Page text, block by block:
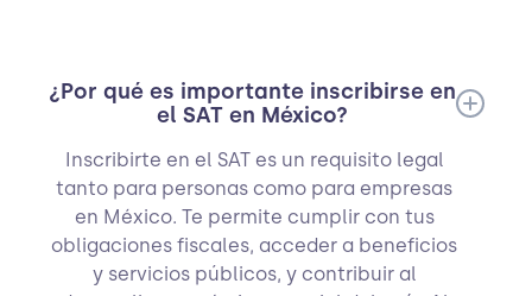
¿Por qué es importante inscribirse en
el SAT en México?
Inscribirte en el SAT es un requisito legal
tanto para personas como para empresas
en México. Te permite cumplir con tus
obligaciones fiscales, acceder a beneficios
y servicios públicos, y contribuir al